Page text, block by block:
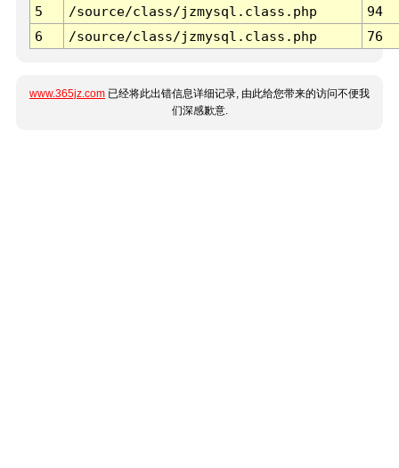
5
/source/class/jzmysql.class.php
94
6
/source/class/jzmysql.class.php 76
www.365jz.com 已经将此出错信息详细记录, 由此给您带来的访问不便我
们深感歉意.